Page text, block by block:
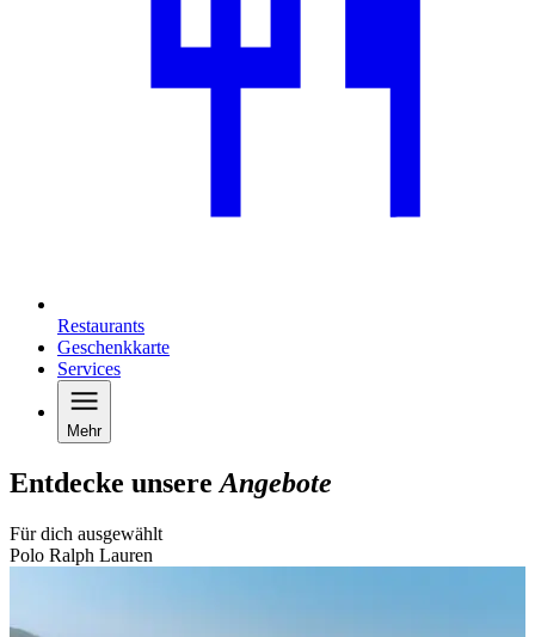
Restaurants
Geschenkkarte
Services
Mehr
Entdecke unsereAngebote
Für dich ausgewählt
Polo Ralph Lauren